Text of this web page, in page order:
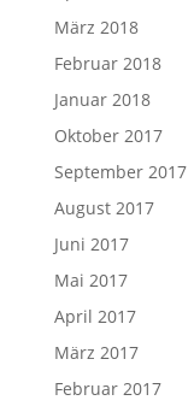
März 2018
Februar 2018
Januar 2018
Oktober 2017
September 2017
August 2017
Juni 2017
Mai 2017
April 2017
März 2017
Februar 2017